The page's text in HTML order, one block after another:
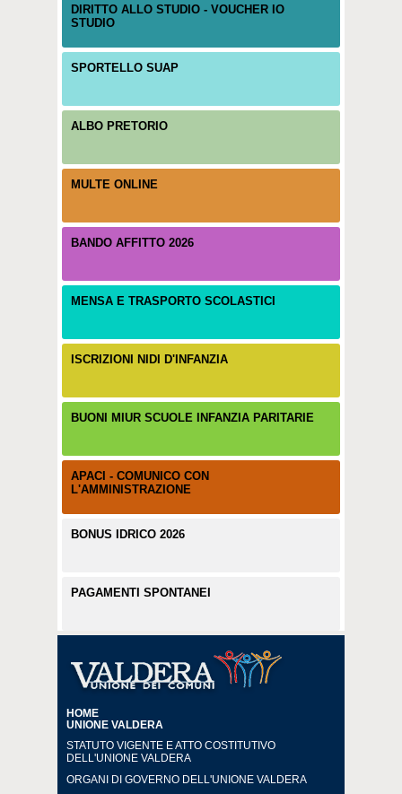
DIRITTO ALLO STUDIO - VOUCHER IO
STUDIO
SPORTELLO SUAP
ALBO PRETORIO
MULTE ONLINE
BANDO AFFITTO 2026
MENSA E TRASPORTO SCOLASTICI
ISCRIZIONI NIDI D'INFANZIA
BUONI MIUR SCUOLE INFANZIA PARITARIE
APACI - COMUNICO CON
L'AMMINISTRAZIONE
BONUS IDRICO 2026
PAGAMENTI SPONTANEI
HOME
UNIONE VALDERA
STATUTO VIGENTE E ATTO COSTITUTIVO
DELL'UNIONE VALDERA
ORGANI DI GOVERNO DELL'UNIONE VALDERA